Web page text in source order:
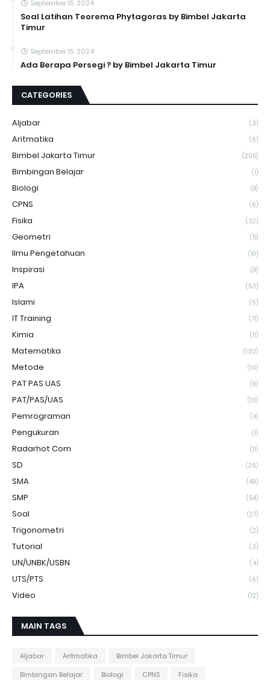
September 15, 2024
Soal Latihan Teorema Phytagoras by Bimbel Jakarta
Timur
September 15, 2024
Ada Berapa Persegi ? by Bimbel Jakarta Timur
CATEGORIES
Aljabar (3)
Aritmatika (6)
Bimbel Jakarta Timur (205)
Bimbingan Belajar (1)
Biologi (8)
CPNS (6)
Fisika (32)
Geometri (5)
Ilmu Pengetahuan (19)
Inspirasi (8)
IPA (53)
Islami (6)
IT Training (71)
Kimia (11)
Matematika (130)
Metode (10)
PAT PAS UAS (9)
PAT/PAS/UAS (10)
Pemrograman (4)
Pengukuran (1)
Radarhot Com (11)
SD (26)
SMA (49)
SMP (54)
Soal (27)
Trigonometri (2)
Tutorial (3)
UN/UNBK/USBN (4)
UTS/PTS (6)
Video (12)
MAIN TAGS
Aljabar Aritmatika
Bimbel Jakarta Timur
Bimbingan Belajar
Biologi CPNS
Fisika